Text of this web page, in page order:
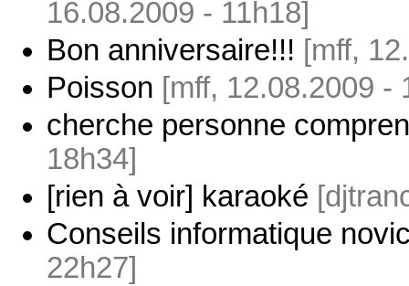
16.08.2009 - 11h18]
Bon anniversaire!!! [mff,
Poisson [mff, 12.08.2009 -
cherche personne
18h34]
[rien à voir] karaoké
Conseils informatique
22h27]